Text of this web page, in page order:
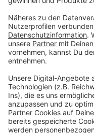
noch gedulden, bis
können. Allerdings
mit Lizzy teilen. Die
weil sie von einem
aufgezogen wurde.
sich Skippy das
Wombat.
Anzeige